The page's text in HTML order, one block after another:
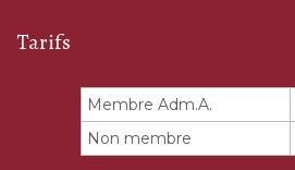
Tarifs
Membre Adm.A.
Non membre